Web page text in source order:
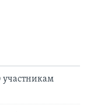
участникам